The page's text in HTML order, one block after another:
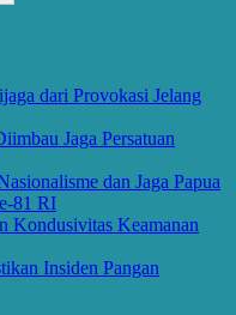
dari Provokasi Jelang
Jaga Persatuan
dan Jaga Papua
81 RI
Kondusivitas Keamanan
Insiden Pangan